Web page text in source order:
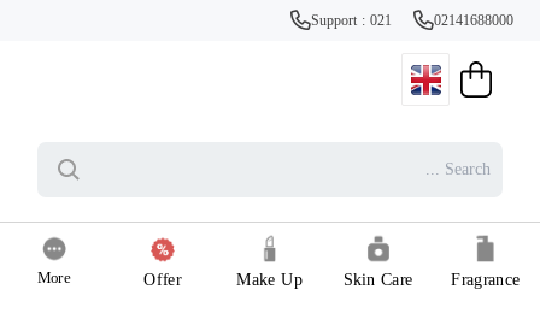
Support : 021 02141688000
Fragrance
Skin Care
Make Up
Offer
More